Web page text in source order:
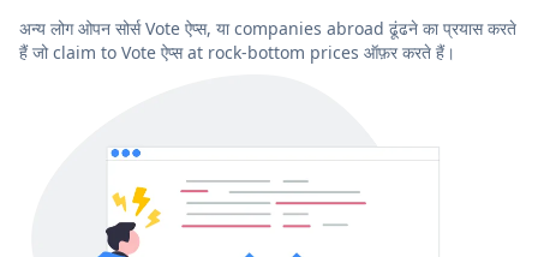
अन्य लोग ओपन सोर्स Vote ऐप्स, या companies abroad ढूंढने का प्रयास करते
हैं जो claim to Vote ऐप्स at rock-bottom prices ऑफ़र करते हैं।